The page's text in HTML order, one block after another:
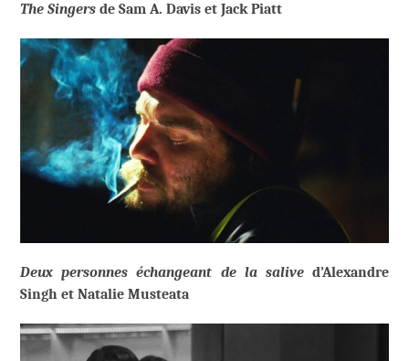
The Singers de Sam A. Davis et Jack Piatt
Deux personnes échangeant de la salived’Alexandre
Singh et Natalie Musteata